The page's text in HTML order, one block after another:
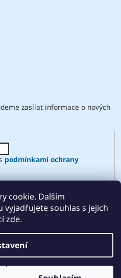
cookie. Dalším
souhlas s jejich
zde.
zasílat informace o nových
podmínkami ochrany
práva vyhrazena.Upravit